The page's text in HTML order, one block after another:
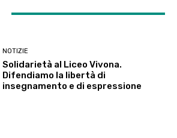
NOTIZIE
Solidarietà al Liceo Vivona.
Difendiamo la libertà di
insegnamento e di espressione